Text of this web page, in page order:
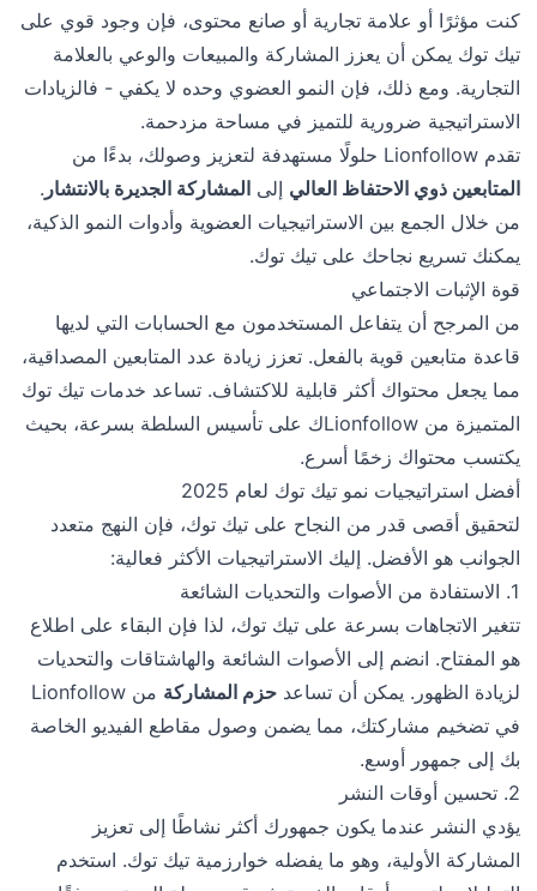
كنت مؤثرًا أو علامة تجارية أو صانع محتوى، فإن وجود قوي على
تيك توك يمكن أن يعزز المشاركة والمبيعات والوعي بالعلامة
التجارية. ومع ذلك، فإن النمو العضوي وحده لا يكفي - فالزيادات
الاستراتيجية ضرورية للتميز في مساحة مزدحمة.
تقدم Lionfollow حلولًا مستهدفة لتعزيز وصولك، بدءًا من
المتابعين ذوي الاحتفاظ العالي إلىالمشاركة الجديرة بالانتشار .
من خلال الجمع بين الاستراتيجيات العضوية وأدوات النمو الذكية،
يمكنك تسريع نجاحك على تيك توك.
قوة الإثبات الاجتماعي
من المرجح أن يتفاعل المستخدمون مع الحسابات التي لديها
قاعدة متابعين قوية بالفعل. تعزز زيادة عدد المتابعين المصداقية،
مما يجعل محتواك أكثر قابلية للاكتشاف. تساعد خدمات تيك توك
المتميزة من Lionfollowك على تأسيس السلطة بسرعة، بحيث
يكتسب محتواك زخمًا أسرع.
أفضل استراتيجيات نمو تيك توك لعام 2025
لتحقيق أقصى قدر من النجاح على تيك توك، فإن النهج متعدد
الجوانب هو الأفضل. إليك الاستراتيجيات الأكثر فعالية:
1. الاستفادة من الأصوات والتحديات الشائعة
تتغير الاتجاهات بسرعة على تيك توك، لذا فإن البقاء على اطلاع
هو المفتاح. انضم إلى الأصوات الشائعة والهاشتاقات والتحديات
لزيادة الظهور. يمكن أن تساعدحزم المشاركة
من Lionfollow
في تضخيم مشاركتك، مما يضمن وصول مقاطع الفيديو الخاصة
بك إلى جمهور أوسع.
2. تحسين أوقات النشر
يؤدي النشر عندما يكون جمهورك أكثر نشاطًا إلى تعزيز
المشاركة الأولية، وهو ما يفضله خوارزمية تيك توك. استخدم